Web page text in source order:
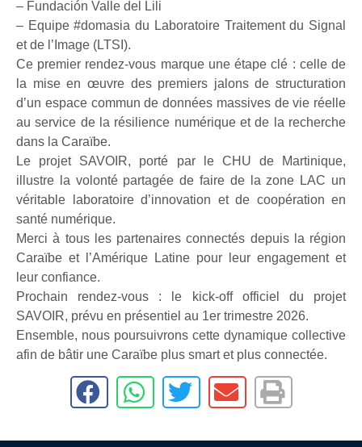
– Fundación Valle del Lili
– Equipe #domasia du Laboratoire Traitement du Signal
et de l’Image (LTSI).
Ce premier rendez-vous marque une étape clé : celle de
la mise en œuvre des premiers jalons de structuration
d’un espace commun de données massives de vie réelle
au service de la résilience numérique et de la recherche
dans la Caraïbe.
Le projet SAVOIR, porté par le CHU de Martinique,
illustre la volonté partagée de faire de la zone LAC un
véritable laboratoire d’innovation et de coopération en
santé numérique.
Merci à tous les partenaires connectés depuis la région
Caraïbe et l’Amérique Latine pour leur engagement et
leur confiance.
Prochain rendez-vous : le kick-off officiel du projet
SAVOIR, prévu en présentiel au 1er trimestre 2026.
Ensemble, nous poursuivrons cette dynamique collective
afin de bâtir une Caraïbe plus smart et plus connectée.